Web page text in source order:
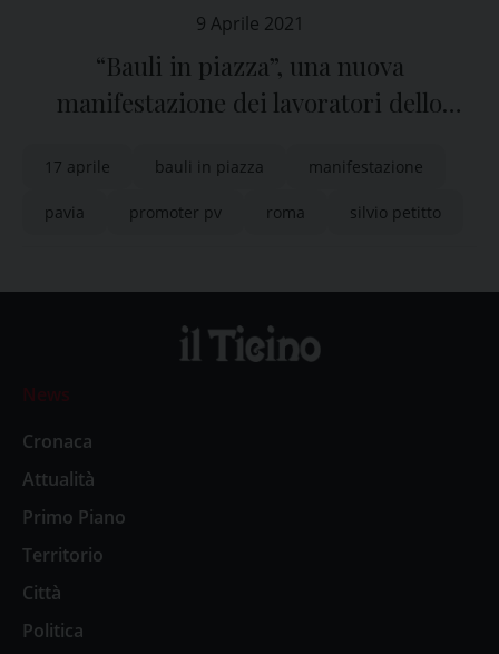
9 Aprile 2021
“Bauli in piazza”, una nuova
manifestazione dei lavoratori dello
17 aprile bauli in piazza manifestazione
pavia promoter pv roma silvio petitto
News
Cronaca
Attualità
Primo Piano
Territorio
Città
Politica